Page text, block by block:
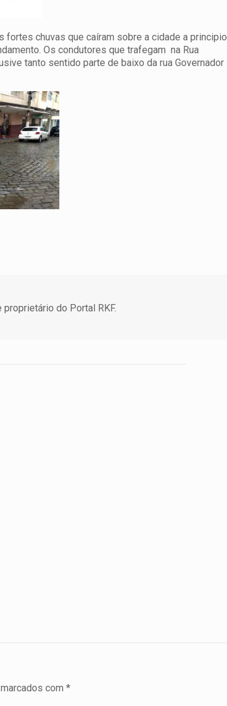
chuvas que caíram sobre a cidade a
Os condutores que trafegam na Rua
tanto sentido parte de baixo da rua Governador
do Portal RKF.
com *